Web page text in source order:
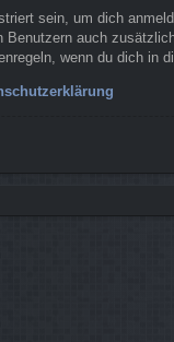
sein, um dich
auch
wenn du dich in